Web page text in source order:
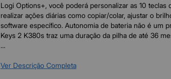
Logi Options+, você poderá personalizar as 10 teclas
realizar ações diárias como copiar/colar, ajustar o
software específico. Autonomia de bateria não é um
Keys 2 K380s traz uma duração da pilha de até 36
- Design compacto e minimalista.
Ver Descrição Completa